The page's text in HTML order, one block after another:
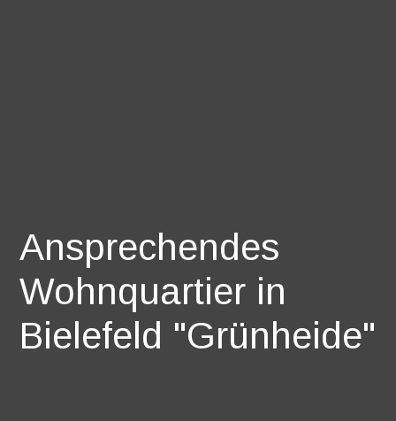
Ansprechendes
Wohnquartier in
Bielefeld "Grünheide"